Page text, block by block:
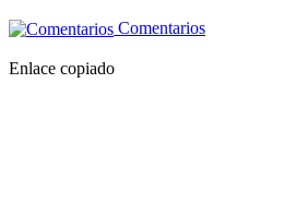
Comentarios
Enlace copiado